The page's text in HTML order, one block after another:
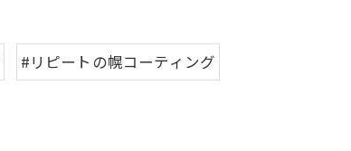
#リピートの幌コーティング